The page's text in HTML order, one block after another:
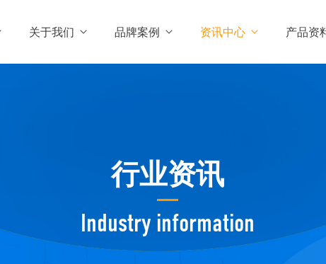
关于我们 品牌案例 资讯中心 产品资
行业资讯
Industry information